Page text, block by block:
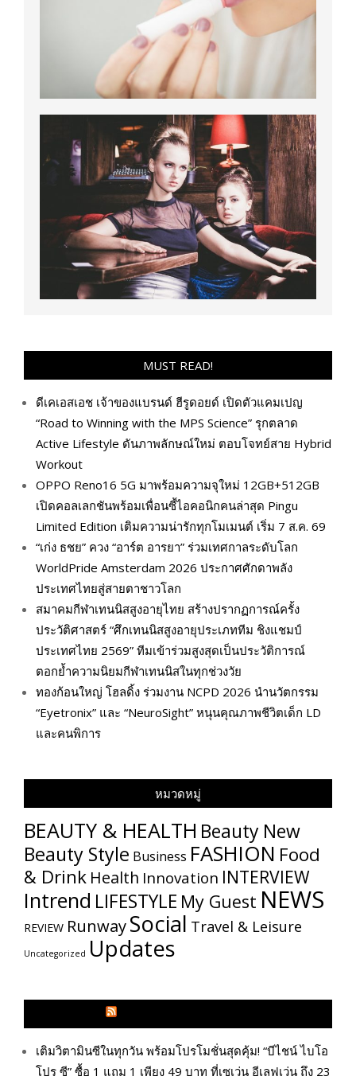
MUST READ!
ดีเคเอสเอช เจ้าของแบรนด์ ฮีรูดอยด์ เปิดตัวแคมเปญ
“Road to Winning with the MPS Science” รุกตลาด
Active Lifestyle ดันภาพลักษณ์ใหม่ ตอบโจทย์สาย Hybrid
Workout
OPPO Reno16 5G มาพร้อมความจุใหม่ 12GB+512GB
เปิดคอลเลกชันพร้อมเพื่อนซี้ไอคอนิกคนล่าสุด Pingu
Limited Edition เติมความน่ารักทุกโมเมนต์ เริ่ม 7 ส.ค. 69
“เก่ง ธชย” ควง “อาร์ต อารยา” ร่วมเทศกาลระดับโลก
WorldPride Amsterdam 2026 ประกาศศักดาพลัง
ประเทศไทยสู่สายตาชาวโลก
สมาคมกีฬาเทนนิสสูงอายุไทย สร้างปรากฏการณ์ครั้ง
ประวัติศาสตร์ “ศึกเทนนิสสูงอายุประเภททีม ชิงแชมป์
ประเทศไทย 2569” ทีมเข้าร่วมสูงสุดเป็นประวัติการณ์
ตอกย้ำความนิยมกีฬาเทนนิสในทุกช่วงวัย
ทองก้อนใหญ่ โฮลดิ้ง ร่วมงาน NCPD 2026 นำนวัตกรรม
“Eyetronix” และ “NeuroSight” หนุนคุณภาพชีวิตเด็ก LD
และคนพิการ
หมวดหมู่
BEAUTY & HEALTH Beauty New
Beauty Style Business FASHION Food
& Drink Health Innovation INTERVIEW
Intrend LIFESTYLE My​ Guest NEWS
REVIEW RunwaySocial Travel & Leisure
Uncategorized Updates
เติมวิตามินซีในทุกวัน พร้อมโปรโมชั่นสุดคุ้ม! “บีไชน์ ไบโอ
โปร ซี” ซื้อ 1 แถม 1 เพียง 49 บาท ที่เซเว่น อีเลฟเว่น ถึง 23